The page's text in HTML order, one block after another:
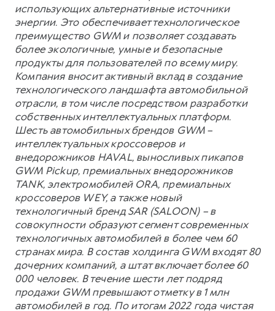
использующих альтернативные источники
энергии. Это обеспечивает технологическое
преимущество GWM и позволяет создавать
более экологичные, умные и безопасные
продукты для пользователей по всему миру.
Компания вносит активный вклад в создание
технологического ландшафта автомобильной
отрасли, в том числе посредством разработки
собственных интеллектуальных платформ.
Шесть автомобильных брендов GWM –
интеллектуальных кроссоверов и
внедорожников HAVAL, выносливых пикапов
GWM Pickup, премиальных внедорожников
TANK, электромобилей ORA, премиальных
кроссоверов WEY, а также новый
технологичный бренд SAR (SALOON) – в
совокупности образуют сегмент современных
технологичных автомобилей в более чем 60
странах мира. В состав холдинга GWM входят 80
дочерних компаний, а штат включает более 60
000 человек. В течение шести лет подряд
продажи GWM превышают отметку в 1 млн
автомобилей в год. По итогам 2022 года чистая